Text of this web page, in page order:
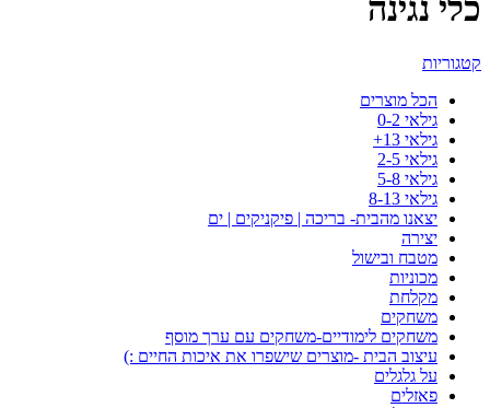
כלי נגינה
קטגוריות
הכל מוצרים
גילאי 0-2
גילאי 13+
גילאי 2-5
גילאי 5-8
גילאי 8-13
יצאנו מהבית- בריכה | פיקניקים | ים
יצירה
מטבח ובישול
מכוניות
מקלחת
משחקים
משחקים לימודיים-משחקים עם ערך מוסף
עיצוב הבית -מוצרים שישפרו את איכות החיים :)
על גלגלים
פאזלים